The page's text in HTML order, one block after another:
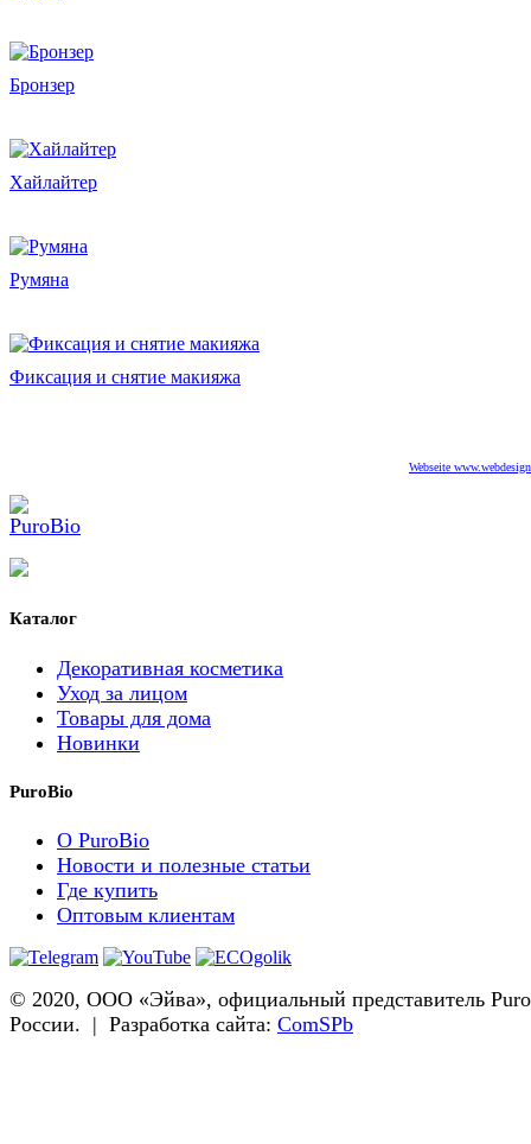
Бронзер
Хайлайтер
Румяна
Фиксация и снятие макияжа
Webseite
Каталог
Декоративная косметика
Уход за лицом
Товары для дома
Новинки
PuroBio
О PuroBio
Новости и полезные статьи
Где купить
Оптовым клиентам
© 2020, ООО «Эйва», официальный представитель
России. | Разработка сайта: ComSPb